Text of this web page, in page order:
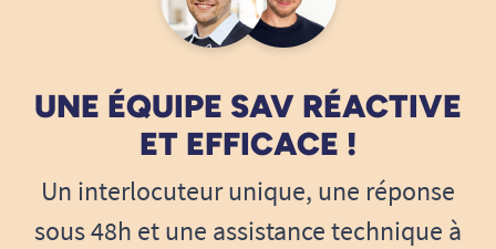
UNE ÉQUIPE SAV RÉACTIVE
ET EFFICACE !
Un interlocuteur unique, une réponse
sous 48h et une assistance technique à